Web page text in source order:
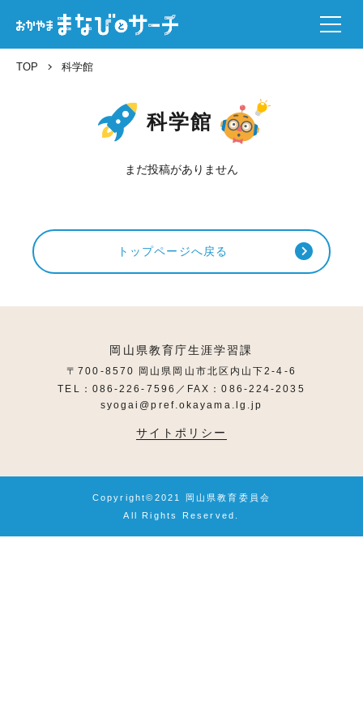
TOP 科学館
科学館
まだ投稿がありません
トップページへ戻る
岡山県教育庁生涯学習課
〒700-8570 岡山県岡山市北区内山下2-4-6
TEL：086-226-7596／FAX：086-224-2035
syogai@pref.okayama.lg.jp
サイトポリシー
Copyright©2021 岡山県教育委員会
All Rights Reserved.